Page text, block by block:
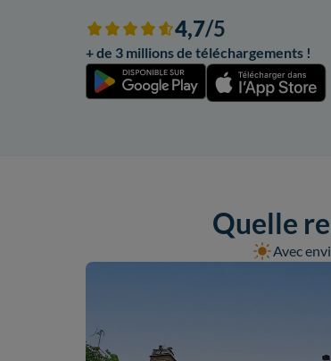
4,7/5
+ de 3 millions de téléchargements !
Quelle
Avec